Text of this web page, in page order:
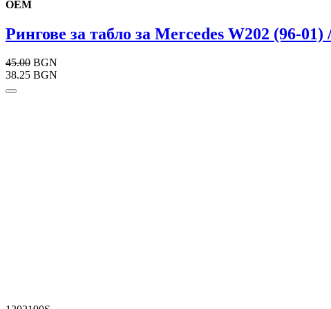
OEM
Рингове за табло за Mercedes W202 (96-
45.00 BGN
38.25 BGN